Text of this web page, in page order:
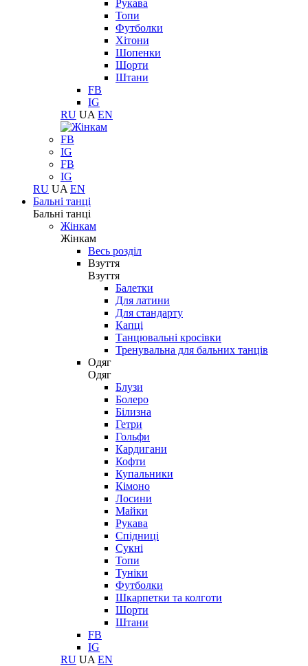
Рукава
Топи
Футболки
Хітони
Шопенки
Шорти
Штани
FB
IG
RU UA EN
FB
IG
FB
IG
RU UA EN
Бальні танці
Бальні танці
Жінкам
Жінкам
Весь розділ
Взуття
Взуття
Балетки
Для латини
Для стандарту
Капці
Танцювальні кросівки
Тренувальна для бальних танців
Одяг
Одяг
Блузи
Болеро
Білизна
Гетри
Гольфи
Кардигани
Кофти
Купальники
Кімоно
Лосини
Майки
Рукава
Спідниці
Сукні
Топи
Туніки
Футболки
Шкарпетки та колготи
Шорти
Штани
FB
IG
RU UA EN